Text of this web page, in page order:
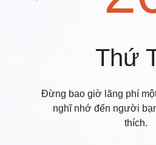
Thứ
Đừng bao giờ lãng phí
nghĩ nhớ đến người
thích.